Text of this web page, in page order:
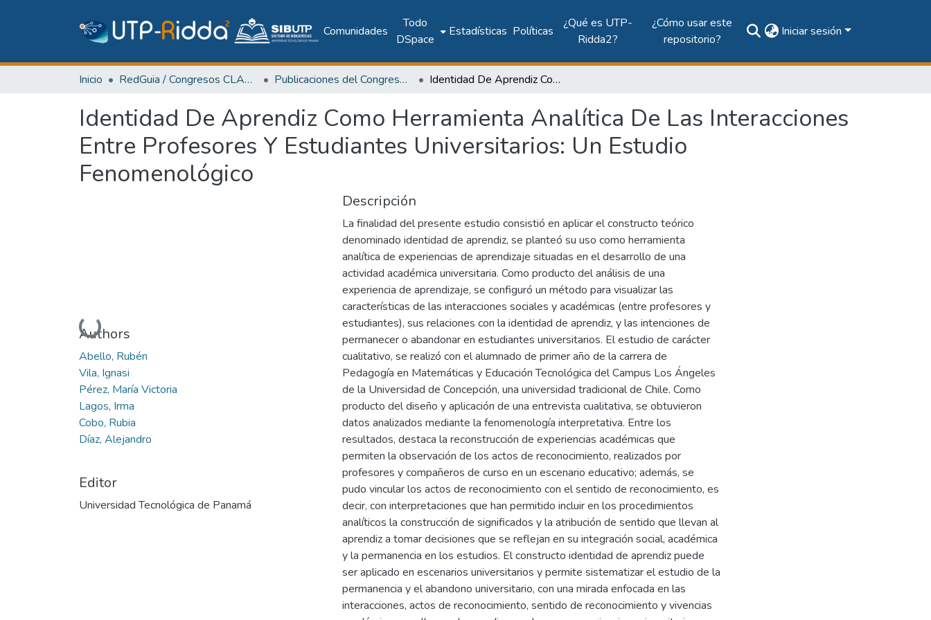
Comunidades
Todo
DSpace
Estadísticas Políticas
¿Qué es UTP-
Ridda2?
¿Cómo usar este
repositorio?
Iniciar sesión
Inicio RedGuia / Congresos CLABES Publicaciones del Congreso Internacional CLABES Identidad De Aprendiz Como Herramienta Analítica De Las Interacciones Entre Profesores Y Estudiantes Universitarios: Un Estudio Fenomenológico
Identidad De Aprendiz Como Herramienta Analítica De Las Interacciones
Entre Profesores Y Estudiantes Universitarios: Un Estudio
Fenomenológico
Cargando...
Authors
Abello, Rubén
Vila, Ignasi
Pérez, María Victoria
Lagos, Irma
Cobo, Rubia
Díaz, Alejandro
Editor
Universidad Tecnológica de Panamá
Descripción
La finalidad del presente estudio consistió en aplicar el constructo teórico
denominado identidad de aprendiz, se planteó su uso como herramienta
analítica de experiencias de aprendizaje situadas en el desarrollo de una
actividad académica universitaria. Como producto del análisis de una
experiencia de aprendizaje, se configuró un método para visualizar las
características de las interacciones sociales y académicas (entre profesores y
estudiantes), sus relaciones con la identidad de aprendiz, y las intenciones de
permanecer o abandonar en estudiantes universitarios. El estudio de carácter
cualitativo, se realizó con el alumnado de primer año de la carrera de
Pedagogía en Matemáticas y Educación Tecnológica del Campus Los Ángeles
de la Universidad de Concepción, una universidad tradicional de Chile. Como
producto del diseño y aplicación de una entrevista cualitativa, se obtuvieron
datos analizados mediante la fenomenología interpretativa. Entre los
resultados, destaca la reconstrucción de experiencias académicas que
permiten la observación de los actos de reconocimiento, realizados por
profesores y compañeros de curso en un escenario educativo; además, se
pudo vincular los actos de reconocimiento con el sentido de reconocimiento, es
decir, con interpretaciones que han permitido incluir en los procedimientos
analíticos la construcción de significados y la atribución de sentido que llevan al
aprendiz a tomar decisiones que se reflejan en su integración social, académica
y la permanencia en los estudios. El constructo identidad de aprendiz puede
ser aplicado en escenarios universitarios y permite sistematizar el estudio de la
permanencia y el abandono universitario, con una mirada enfocada en las
interacciones, actos de reconocimiento, sentido de reconocimiento y vivencias